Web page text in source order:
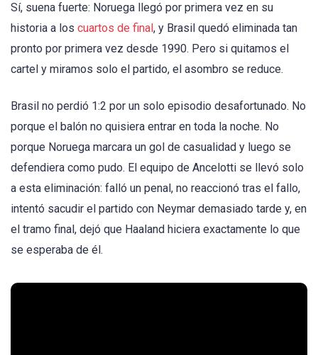
Sí, suena fuerte: Noruega llegó por primera vez en su
historia a los cuartos de final , y Brasil quedó eliminada tan
pronto por primera vez desde 1990. Pero si quitamos el
cartel y miramos solo el partido, el asombro se reduce.
Brasil no perdió 1:2 por un solo episodio desafortunado. No
porque el balón no quisiera entrar en toda la noche. No
porque Noruega marcara un gol de casualidad y luego se
defendiera como pudo. El equipo de Ancelotti se llevó solo
a esta eliminación: falló un penal, no reaccionó tras el fallo,
intentó sacudir el partido con Neymar demasiado tarde y, en
el tramo final, dejó que Haaland hiciera exactamente lo que
se esperaba de él.